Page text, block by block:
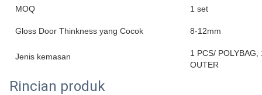
MOQ 1 set
Gloss Door Thinkness yang Cocok 8-12mm
Jenis kemasan
1 PCS/
OUTER
Rincian produk